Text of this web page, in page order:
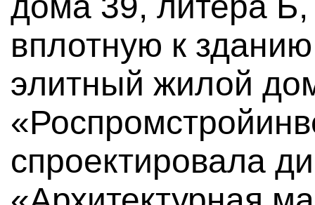
вплотную к
элитный жилой
спроектировала